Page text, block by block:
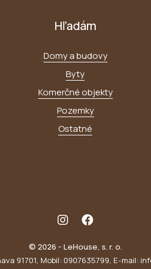
Hľadám
Domy a budovy
Byty
Komerčné objekty
Pozemky
Ostatné
© 2026 - LeHouse, s. r. o.
91701, Mobil: 0907635799, E-mail: